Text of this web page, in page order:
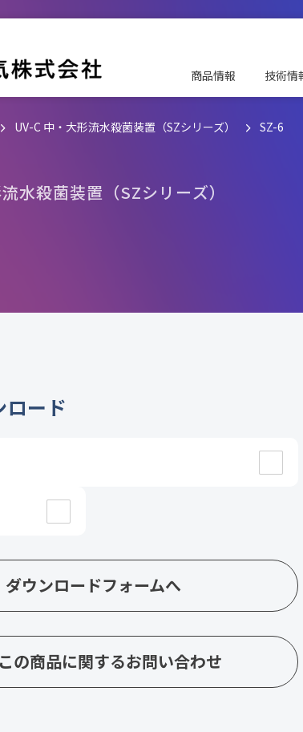
商品情報 技術情
UV-C 中・大形流水殺菌装置（SZシリーズ） SZ-6
流水殺菌装置 （SZシ リ ーズ）
ロード
ダウンロードフォームへ
この商品に関するお問い合わせ